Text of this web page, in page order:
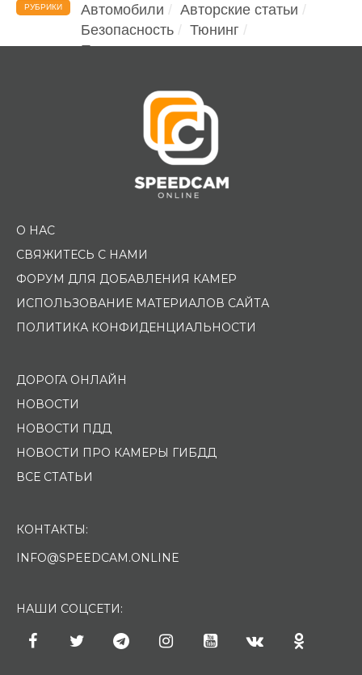
РУБРИКИ Автомобили
Авторские статьи
Безопасность
Тюнинг
Помощь водителю
О НАС
СВЯЖИТЕСЬ С НАМИ
ФОРУМ ДЛЯ ДОБАВЛЕНИЯ КАМЕР
ИСПОЛЬЗОВАНИЕ МАТЕРИАЛОВ САЙТА
ПОЛИТИКА КОНФИДЕНЦИАЛЬНОСТИ
ДОРОГА ОНЛАЙН
НОВОСТИ
НОВОСТИ ПДД
НОВОСТИ ПРО КАМЕРЫ ГИБДД
ВСЕ СТАТЬИ
КОНТАКТЫ:
INFO@SPEEDCAM.ONLINE
НАШИ СОЦСЕТИ: